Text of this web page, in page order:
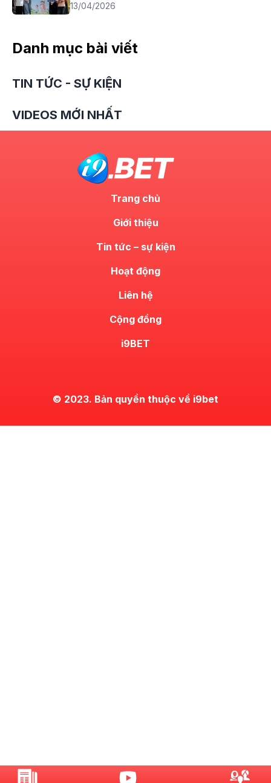
13/04/2026
Danh mục bài viết
TIN TỨC - SỰ KIỆN
VIDEOS MỚI NHẤT
Trang chủ
Giới thiệu
Tin tức – sự kiện
Hoạt động
Liên hệ
Cộng đồng
i9BET
© 2023. Bản quyền thuộc về i9bet